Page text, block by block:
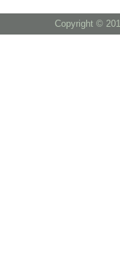
Copyright ©